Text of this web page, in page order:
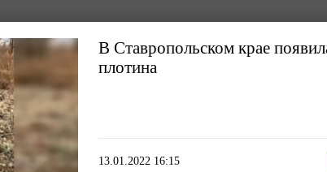
В Ставропольском крае
плотина
13.01.2022 16:15